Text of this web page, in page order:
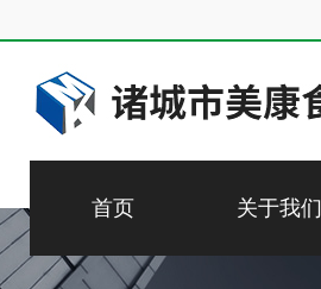
首页 关于我们